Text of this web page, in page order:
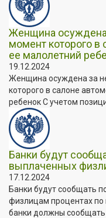
Женщина осуждена
момент которого в
ее малолетний
19.12.2024
Женщина осуждена за
которого в салоне
ребенок С учетом
Банки будут
выплаченных
17.12.2024
Банки будут сообщать
физлицам процентах
банки должны сообщать